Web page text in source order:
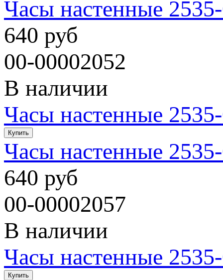
Часы настенные
640 руб
00-00002052
В наличии
Часы настенные
Часы настенные
640 руб
00-00002057
В наличии
Часы настенные